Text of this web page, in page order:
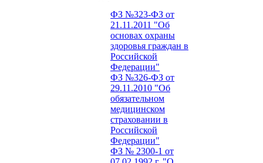
ФЗ №323-ФЗ от
21.11.2011 "Об
основах охраны
здоровья граждан в
Российской
Федерации"
ФЗ №326-ФЗ от
29.11.2010 "Об
обязательном
медицинском
страховании в
Российской
Федерации"
ФЗ № 2300-1 от